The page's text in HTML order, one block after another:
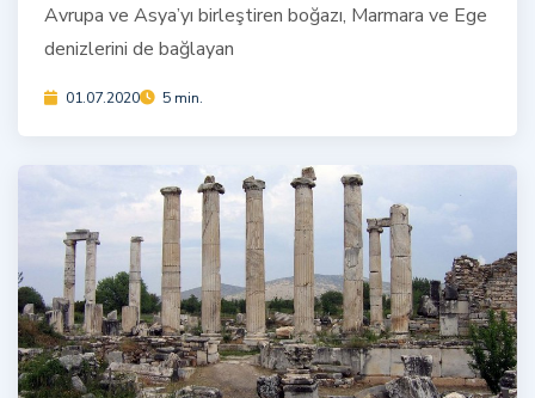
Avrupa ve Asya’yı birleştiren boğazı, Marmara ve Ege
denizlerini de bağlayan
01.07.2020 5 min.